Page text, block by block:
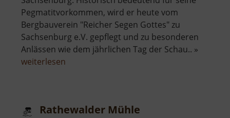
Pegmatitvorkommen, wird er heute vom
Bergbauverein "Reicher Segen Gottes" zu
Sachsenburg e.V. gepflegt und zu besonderen
Anlässen wie dem jährlichen Tag der Schau.. »
weiterlesen
der
Rathewalder Mühle